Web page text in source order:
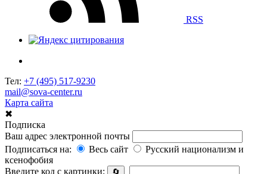
RSS
Тел: +7 (495) 517-9230
mail@sova-center.ru
Карта сайта
✖
Подписка
Ваш адрес электронной почты
Подписаться на:
Весь сайт
Русский национализм и
ксенофобия
Введите код с картинки:
🔄